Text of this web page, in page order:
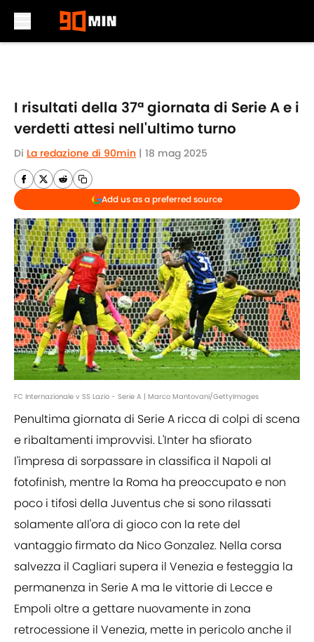
I risultati della 37ª giornata di Serie A e i
verdetti attesi nell'ultimo turno
Di La redazione di 90min | 18 mag 2025
Add us as a preferred source
FC Internazionale v SS Lazio - Serie A | Marco Mantovani/GettyImages
Penultima giornata di Serie A ricca di colpi di scena
e ribaltamenti improvvisi. L'Inter ha sfiorato
l'impresa di sorpassare in classifica il Napoli al
fotofinish, mentre la Roma ha preoccupato e non
poco i tifosi della Juventus che si sono rilassati
solamente all'ora di gioco con la rete del
vantaggio firmato da Nico Gonzalez. Nella corsa
salvezza il Cagliari supera il Venezia e festeggia la
permanenza in Serie A ma le vittorie di Lecce e
Empoli oltre a gettare nuovamente in zona
retrocessione il Venezia, mette in pericolo anche il